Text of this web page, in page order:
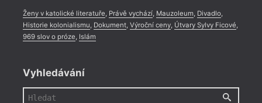
Ženy v katolické literatuře, Právě vychází, Mauzoleum, Divadlo,
Historie kolonialismu, Dokument, Výroční ceny, Útvary Sylvy Ficové,
969 slov o próze, Islám
Vyhledávání